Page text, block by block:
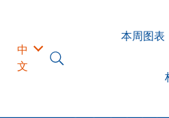
中
文
本周图表